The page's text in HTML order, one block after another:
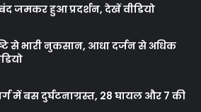
जमकर हुआ प्रदर्शन, देखें वीडियो
से भारी नुकसान, आधा दर्जन से अधिक
में बस दुर्घटनाग्रस्त, 28 घायल और 7 की